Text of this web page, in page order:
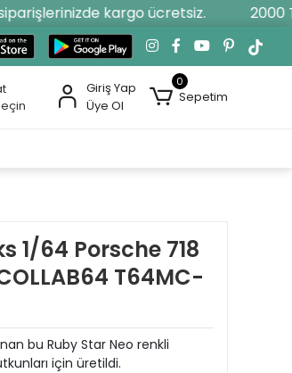
kargo ücretsiz. 2000
Giriş Yap
Üye Ol
0
Sepetim
1/64 Porsche 718
T64MC-
bu Ruby Star Neo renkli
için üretildi.